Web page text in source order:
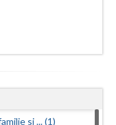
si ... (1)